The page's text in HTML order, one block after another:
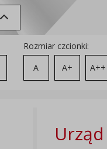
Rozmiar czcionki:
A
A+ A++